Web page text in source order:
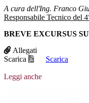
A cura dell'Ing. Franco
Responsabile Tecnico del
BREVE EXCURSUS
Allegati
Scarica
Scarica
Leggi anche